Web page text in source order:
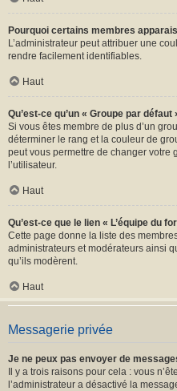
Pourquoi certains membres
L’administrateur peut attribuer une
rendre facilement identifiables.
Haut
Qu’est-ce qu’un « Groupe par défaut
Si vous êtes membre de plus d’un
déterminer le rang et la couleur de
peut vous permettre de changer votre
l’utilisateur.
Haut
Qu’est-ce que le lien « L’équipe du
Cette page donne la liste des
administrateurs et modérateurs ainsi
qu’ils modèrent.
Haut
Messagerie privée
Je ne peux pas envoyer de
Il y a trois raisons pour cela : vous
l’administrateur a désactivé la